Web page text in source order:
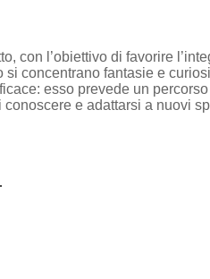
con l’obiettivo di favorire
concentrano fantasie e
esso prevede un
e adattarsi a nuovi
.